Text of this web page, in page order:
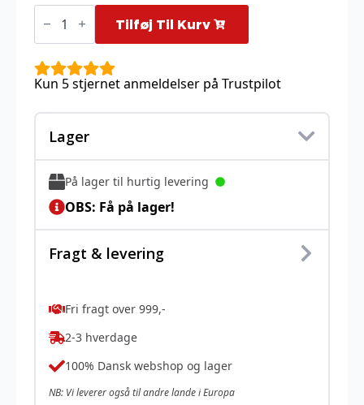
Tepig
-
Reverse
(Poke
Ball)
Tilføj Til Kurv
Kun 5 stjernet anmeldelser på Trustpilot
Lager
På lager til hurtig levering
OBS: Få på lager!
Fragt & levering
Fri fragt over 999,-
2-3 hverdage
100% Dansk webshop og lager
NB: Vi leverer også til andre lande i Europa